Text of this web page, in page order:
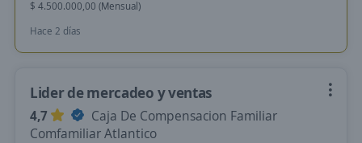
$ 4.500.000,00 (Mensual)
Hace 2 días
Lider de mercadeo y ventas
4,7
Caja De Compensacion Familiar
Comfamiliar Atlantico